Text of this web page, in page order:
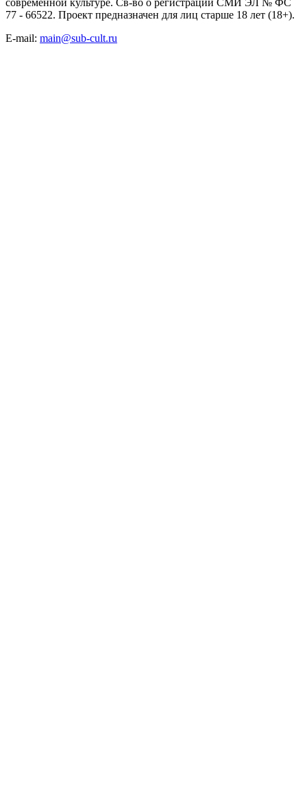
77 - 66522. Проект предназначен для лиц старше 18 лет (18+).
E-mail: main@sub-cult.ru